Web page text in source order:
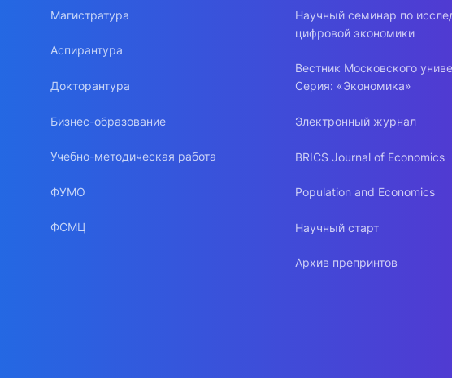
Магистратура
Аспирантура
Докторантура
Бизнес-образование
Учебно-методическая работа
ФУМО
ФСМЦ
Научный семинар по
цифровой экономики
Вестник Московского
Серия: «Экономика»
Электронный журнал
BRICS Journal of Economics
Population and Economics
Научный старт
Архив препринтов